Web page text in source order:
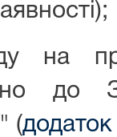
на
до
(